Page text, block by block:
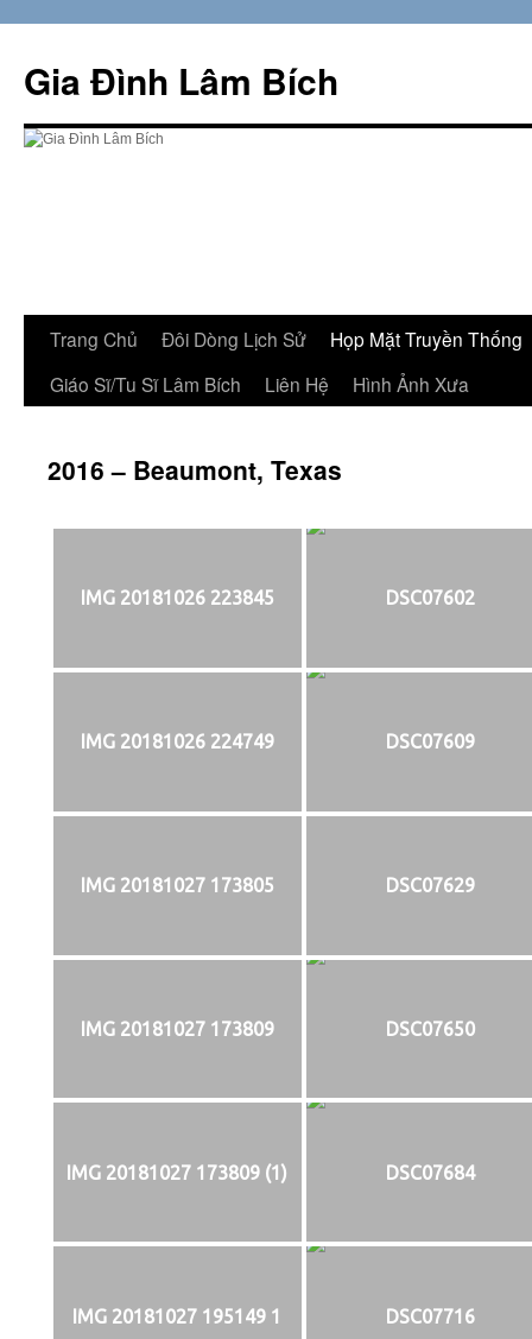
content
Gia Đình Lâm Bích
Trang Chủ Đôi Dòng Lịch Sử
Họp Mặt Truyền Thống
Giáo Sĩ/Tu Sĩ Lâm Bích
Liên Hệ Hình Ảnh Xưa
2016 – Beaumont, Texas
IMG 20181026 223845 DSC07602
IMG 20181026 224749 DSC07609
IMG 20181027 173805 DSC07629
IMG 20181027 173809 DSC07650
IMG 20181027 173809 (1) DSC07684
IMG 20181027 195149 1 DSC07716